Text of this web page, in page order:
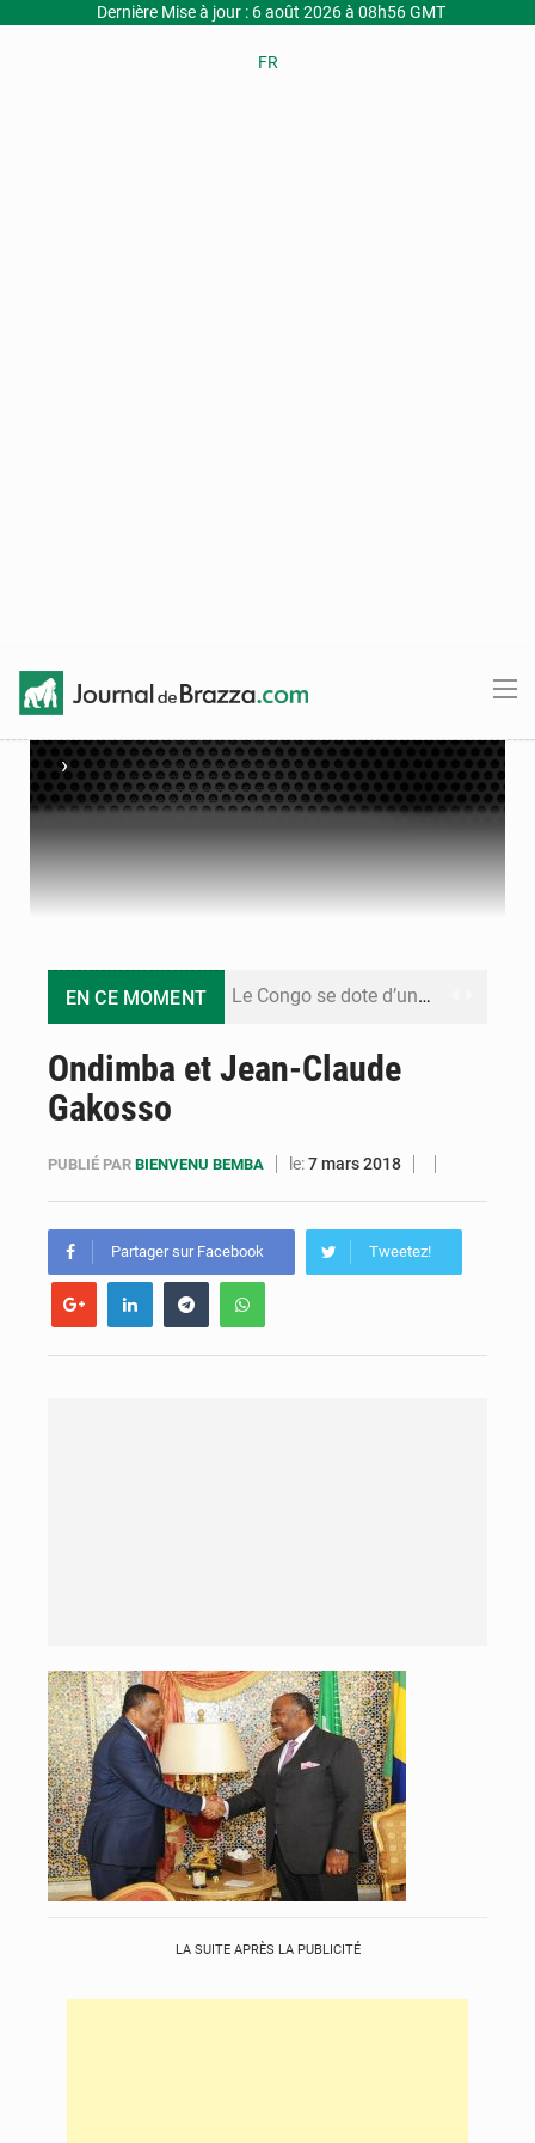
Dernière Mise à jour : 6 août 2026 à 08h56 GMT
FR
›
EN CE MOMENT Le Congo se dote d’un programme national pour valoriser les produits forestiers non ligneux
Compétitions africaines : la CAF ferme la porte à l’AC Léopards et à l’AS Otohô
Ondimba et Jean-Claude
Gakosso
PUBLIÉ PAR BIENVENU BEMBA le:7 mars 2018
Partager sur Facebook Tweetez!
LA SUITE APRÈS LA PUBLICITÉ